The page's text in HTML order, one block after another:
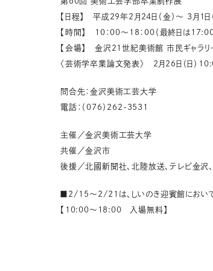
【日程】 平成29年2月24日（金）～ 3月1日
【時間】 10：00～18：00（最終日は17:00
【会場】 金沢21世紀美術館 市民ギャラリ
〈芸術学卒業論文発表〉 2月26日（日）
問合先：金沢美術工芸大学
電話：（076）262-3531
主催／金沢美術工芸大学
共催／金沢市
後援／北國新聞社、北陸放送、テレビ金沢
■2/15～2/21は、しいのき迎賓館において
【10:00～18:00 入場無料】